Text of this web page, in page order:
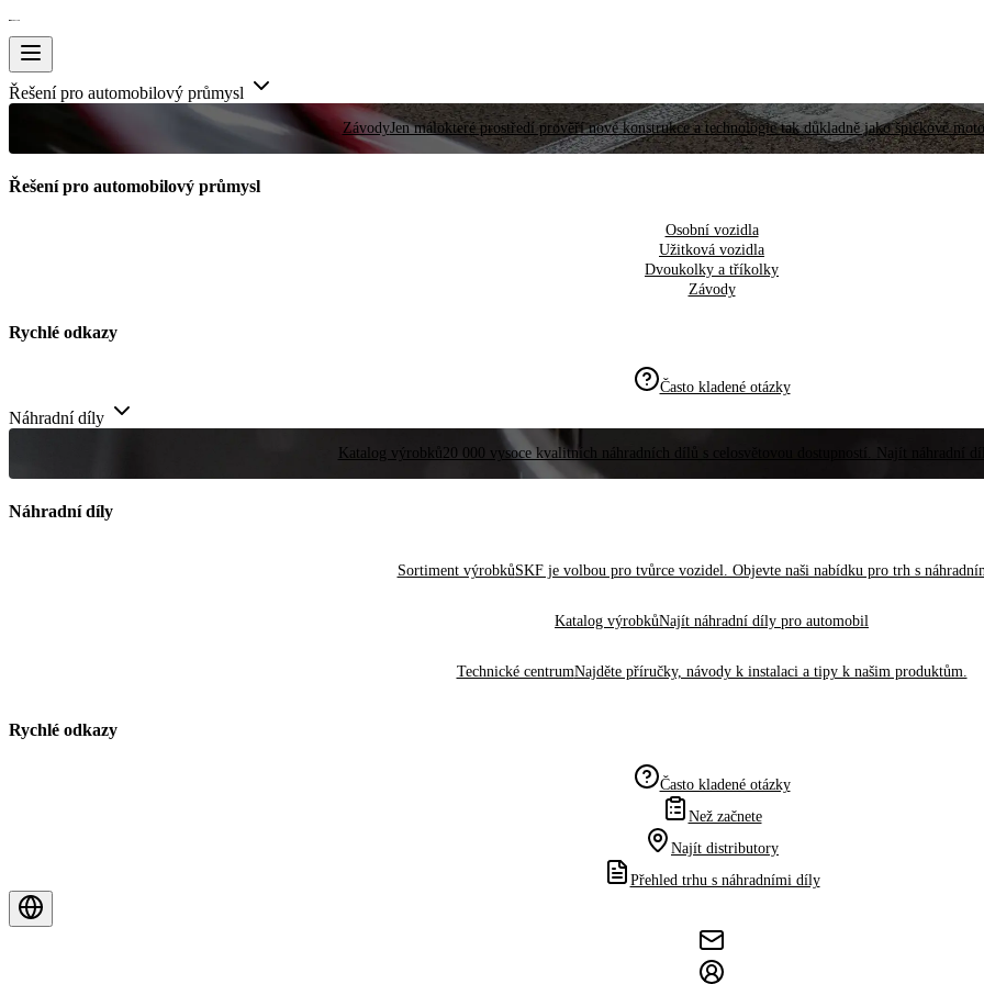
Řešení pro automobilový průmysl
ZávodyJen málokteré prostředí prověří nové konstrukce a technologie tak důkladně jako špičkové
Řešení pro automobilový průmysl
Osobní vozidla
Užitková vozidla
Dvoukolky a tříkolky
Závody
Rychlé odkazy
Často kladené otázky
Náhradní díly
Katalog výrobků20 000 vysoce kvalitních náhradních dílů s celosvětovou dostupností. Najít náhradní
Náhradní díly
Sortiment výrobkůSKF je volbou pro tvůrce vozidel. Objevte naši nabídku pro trh s
Katalog výrobkůNajít náhradní díly pro automobil
Technické centrumNajděte příručky, návody k instalaci a tipy k našim produktům.
Rychlé odkazy
Často kladené otázky
Než začnete
Najít distributory
Přehled trhu s náhradními díly